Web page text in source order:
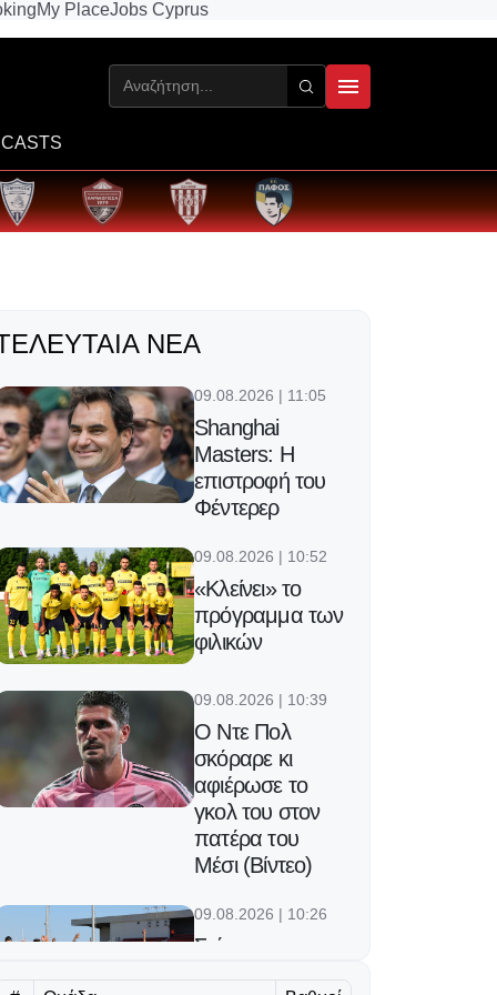
My PlaceJobs Cyprus
ΝΈΑ
09.08.2026 | 11:05
Shanghai
Masters: Η
επιστροφή του
Φέντερερ
09.08.2026 | 10:52
«Κλείνει» το
πρόγραμμα των
φιλικών
09.08.2026 | 10:39
Ο Ντε Πολ
σκόραρε κι
αφιέρωσε το
γκολ του στον
πατέρα του
Μέσι (Βίντεο)
09.08.2026 | 10:26
Στόχος η